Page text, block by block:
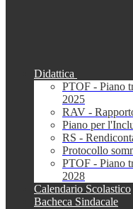
Didattica
PTOF - Piano
2025
RAV -
Piano per
RS -
Protocollo
PTOF - Piano
2028
Calendario Scolastico
Bacheca Sindacale